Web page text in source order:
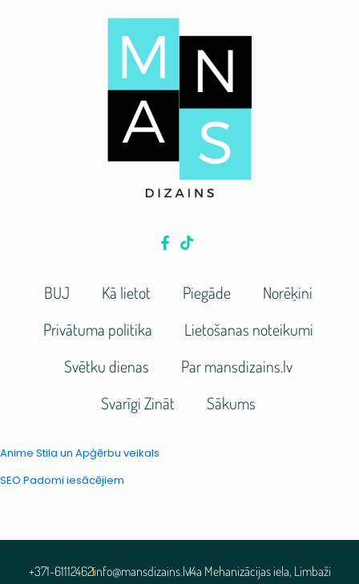
BUJ Kā lietot Piegāde
Norēķini
Privātuma politika
Lietošanas noteikumi
Svētku dienas
Par mansdizains.lv
Svarīgi Zināt
Sākums
Anime Stila un Apģērbu veikals
SEO Padomi iesācējiem
+371-61112462info@mansdizains.lv4a Mehanizācijas iela, Limbaži